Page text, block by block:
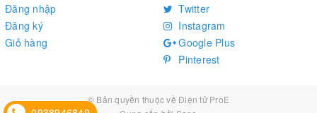
Đăng nhập
Đăng ký
Giỏ hàng
Twitter
Instagram
Google Plus
Pinterest
© Bản quyền thuộc vềĐiện tử ProE